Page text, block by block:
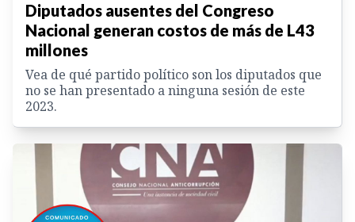
Diputados ausentes del Congreso
Nacional generan costos de más de L43
millones
Vea de qué partido político son los diputados que
no se han presentado a ninguna sesión de este
2023.